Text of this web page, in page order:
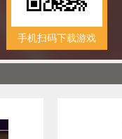
手机扫码下载游戏